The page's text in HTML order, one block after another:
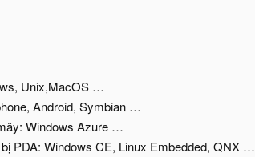
Unix,MacOS …
Android, Symbian …
Windows Azure …
PDA: Windows CE, Linux Embedded, QNX …